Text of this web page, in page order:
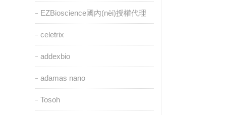
EZBioscience國內(nèi)授權代理
celetrix
addexbio
adamas nano
Tosoh